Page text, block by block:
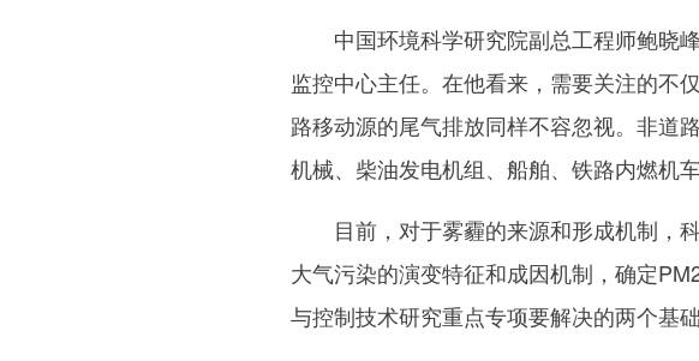
中国环境科学研究院副总工程师鲍晓
监控中心主任。在他看来，需要关注的不
路移动源的尾气排放同样不容忽视。非道
机械、柴油发电机组、船舶、铁路内燃机车
目前，对于雾霾的来源和形成机制，
大气污染的演变特征和成因机制，确定
与控制技术研究重点专项要解决的两个基础